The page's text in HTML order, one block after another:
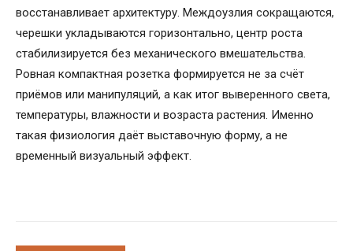
восстанавливает архитектуру. Междоузлия сокращаются,
черешки укладываются горизонтально, центр роста
стабилизируется без механического вмешательства.
Ровная компактная розетка формируется не за счёт
приёмов или манипуляций, а как итог выверенного света,
температуры, влажности и возраста растения. Именно
такая физиология даёт выставочную форму, а не
временный визуальный эффект.